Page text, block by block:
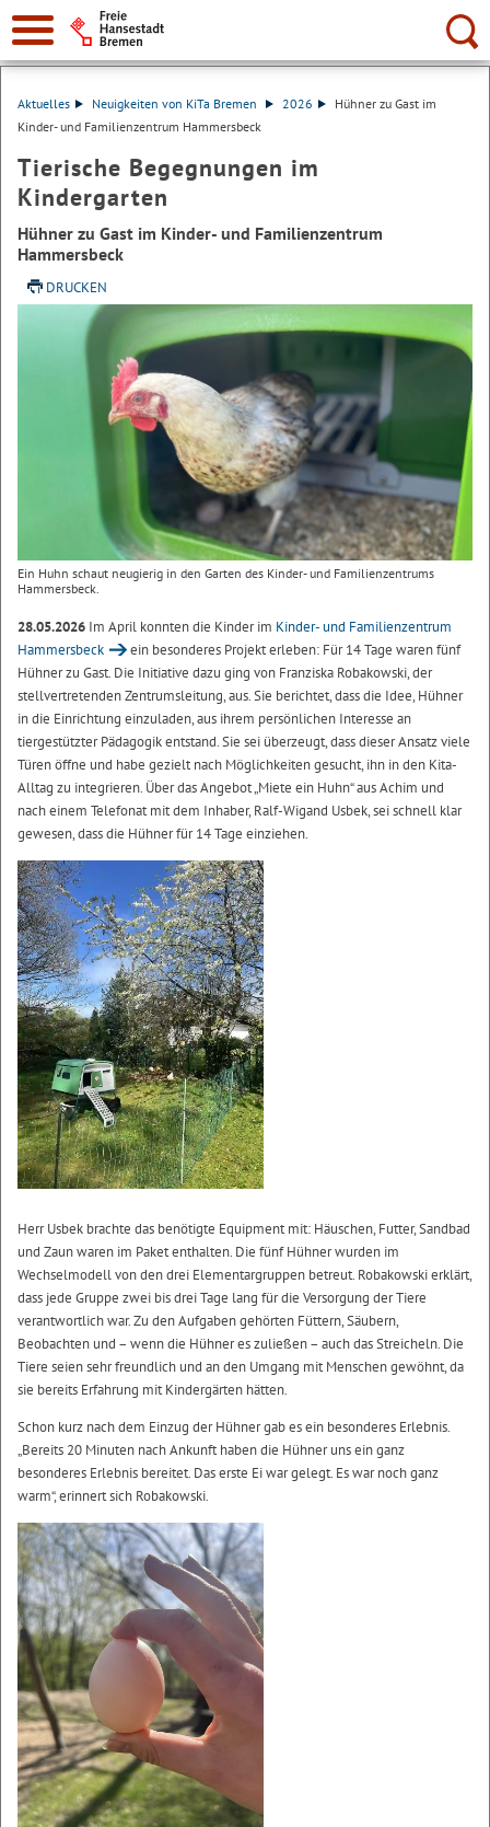
Suche:
Aktuelles Neuigkeiten von KiTa Bremen 2026
Hühner zu Gast im
Kinder- und Familienzentrum Hammersbeck
Tierische Begegnungen im
Kindergarten
Hühner zu Gast im Kinder- und Familienzentrum
Hammersbeck
DRUCKEN
Ein Huhn schaut neugierig in den Garten des Kinder- und Familienzentrums
Hammersbeck.
28.05.2026 Im April konnten die Kinder im Kinder- und Familienzentrum
Hammersbeck
ein besonderes Projekt erleben: Für 14 Tage waren fünf
Hühner zu Gast. Die Initiative dazu ging von Franziska Robakowski, der
stellvertretenden Zentrumsleitung, aus. Sie berichtet, dass die Idee, Hühner
in die Einrichtung einzuladen, aus ihrem persönlichen Interesse an
tiergestützter Pädagogik entstand. Sie sei überzeugt, dass dieser Ansatz viele
Türen öffne und habe gezielt nach Möglichkeiten gesucht, ihn in den Kita-
Alltag zu integrieren. Über das Angebot „Miete ein Huhn“ aus Achim und
nach einem Telefonat mit dem Inhaber, Ralf-Wigand Usbek, sei schnell klar
gewesen, dass die Hühner für 14 Tage einziehen.
Herr Usbek brachte das benötigte Equipment mit: Häuschen, Futter, Sandbad
und Zaun waren im Paket enthalten. Die fünf Hühner wurden im
Wechselmodell von den drei Elementargruppen betreut. Robakowski erklärt,
dass jede Gruppe zwei bis drei Tage lang für die Versorgung der Tiere
verantwortlich war. Zu den Aufgaben gehörten Füttern, Säubern,
Beobachten und – wenn die Hühner es zuließen – auch das Streicheln. Die
Tiere seien sehr freundlich und an den Umgang mit Menschen gewöhnt, da
sie bereits Erfahrung mit Kindergärten hätten.
Schon kurz nach dem Einzug der Hühner gab es ein besonderes Erlebnis.
„Bereits 20 Minuten nach Ankunft haben die Hühner uns ein ganz
besonderes Erlebnis bereitet. Das erste Ei war gelegt. Es war noch ganz
warm“, erinnert sich Robakowski.